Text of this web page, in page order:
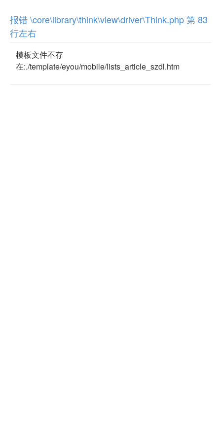
报错 \core\library\think\view\driver\Think.php 第 83
行左右
模板文件不存
在:./template/eyou/mobile/lists_article_szdl.htm